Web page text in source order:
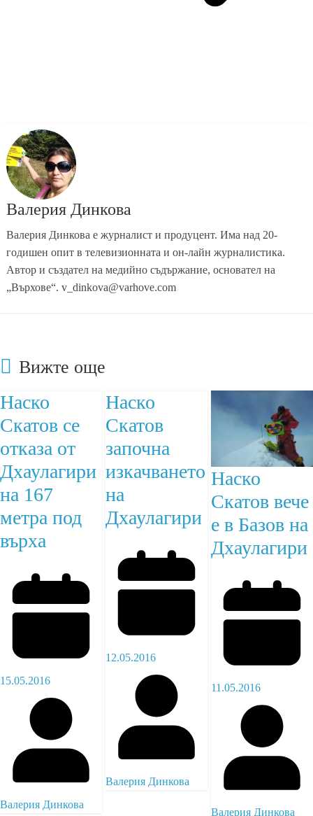
Валерия Динкова
Валерия Динкова е журналист и продуцент. Има над 20-
годишен опит в телевизионната и он-лайн журналистика.
Автор и създател на медийно съдържание, основател на
„Върхове“. v_dinkova@varhove.com
Вижте още
Наско
Скатов се
отказа от
Дхаулагири
на 167
метра под
върха
15.05.2016
Валерия Динкова
Наско
Скатов
започна
изкачването
на
Дхаулагири
12.05.2016
Валерия Динкова
Наско
Скатов вече
е в Базов на
Дхаулагири
11.05.2016
Валерия Динкова